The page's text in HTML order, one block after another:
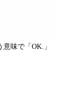
味で「OK.」